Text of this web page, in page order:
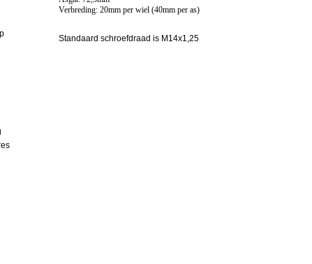
Verbreding: 20mm per wiel (40mm per as)
Standaard schroefdraad is M14x1,25